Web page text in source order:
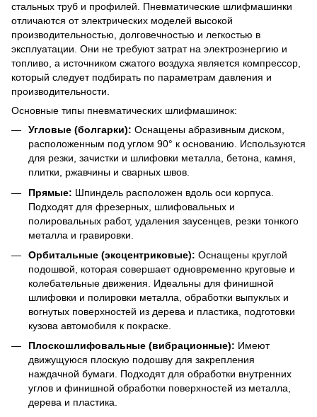
стальных труб и профилей. Пневматические шлифмашинки
отличаются от электрических моделей высокой
производительностью, долговечностью и легкостью в
эксплуатации. Они не требуют затрат на электроэнергию и
топливо, а источником сжатого воздуха является компрессор,
который следует подбирать по параметрам давления и
производительности.
Основные типы пневматических шлифмашинок:
Угловые (болгарки): Оснащены абразивным диском,
расположенным под углом 90° к основанию. Используются
для резки, зачистки и шлифовки металла, бетона, камня,
плитки, ржавчины и сварных швов.
Прямые: Шпиндель расположен вдоль оси корпуса.
Подходят для фрезерных, шлифовальных и
полировальных работ, удаления заусенцев, резки тонкого
металла и гравировки.
Орбитальные (эксцентриковые): Оснащены круглой
подошвой, которая совершает одновременно круговые и
колебательные движения. Идеальны для финишной
шлифовки и полировки металла, обработки выпуклых и
вогнутых поверхностей из дерева и пластика, подготовки
кузова автомобиля к покраске.
Плоскошлифовальные (вибрационные): Имеют
движущуюся плоскую подошву для закрепления
наждачной бумаги. Подходят для обработки внутренних
углов и финишной обработки поверхностей из металла,
дерева и пластика.